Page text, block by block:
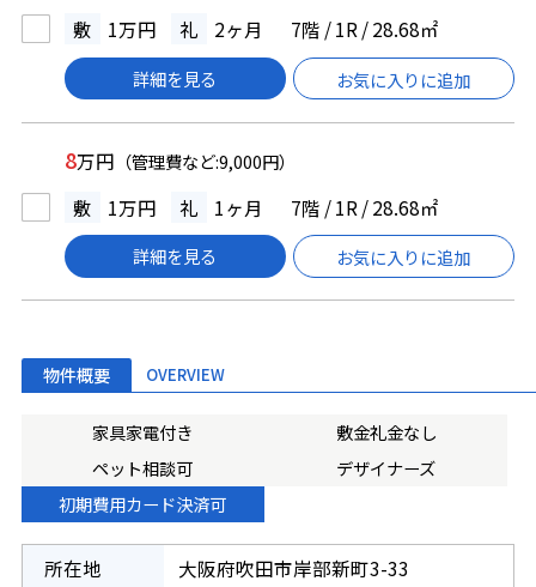
敷 1万円 礼 2ヶ月 7階 / 1R / 28.68㎡
詳細を見る お気に入りに追加
8万円 （管理費など:9,000円）
敷 1万円 礼 1ヶ月 7階 / 1R / 28.68㎡
詳細を見る お気に入りに追加
物件概要 OVERVIEW
家具家電付き
敷金礼金なし
ペット相談可
デザイナーズ
初期費用カード決済可
所在地 大阪府吹田市岸部新町3-33